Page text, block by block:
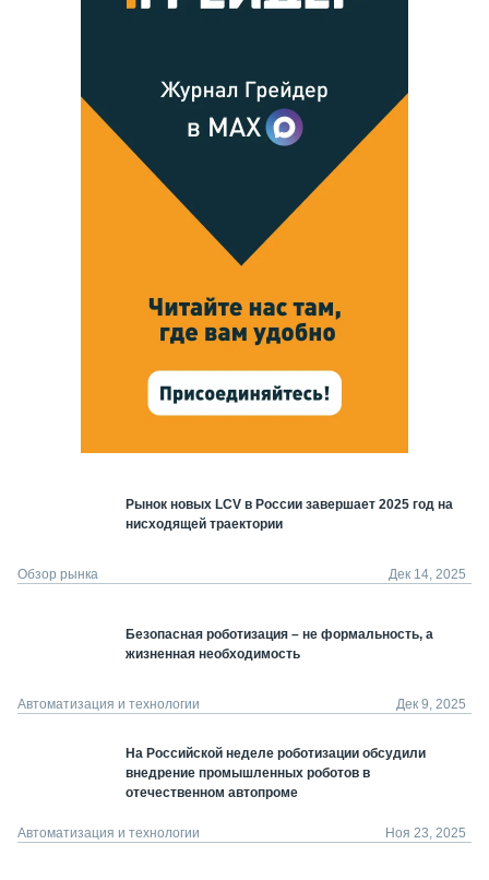
Рынок новых LCV в России завершает 2025 год на
нисходящей траектории
Обзор рынка Дек 14, 2025
Безопасная роботизация – не формальность, а
жизненная необходимость
Автоматизация и технологии Дек 9, 2025
На Российской неделе роботизации обсудили
внедрение промышленных роботов в
отечественном автопроме
Автоматизация и технологии Ноя 23, 2025